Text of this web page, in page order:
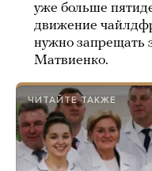
уже больше
движение
нужно запрещать
Матвиенко.
ЧИТАЙТЕ ТАКЖЕ